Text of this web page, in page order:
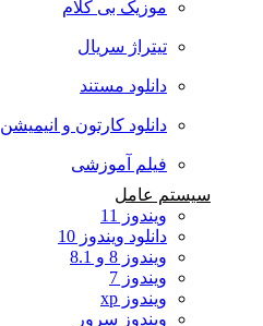
موزیک بی کلام
تیتراژ سریال
دانلود مستند
دانلود کارتون و انیمیشن
فیلم آموزشی
سیستم عامل
ویندوز 11
دانلود ویندوز 10
ویندوز 8 و 8.1
ویندوز 7
ویندوز xp
ویندوز سرور